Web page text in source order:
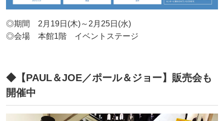
◎期間 2月19日(木)～2月25日(水)
◎会場 本館1階 イベントステージ
◆【PAUL＆JOE／ポール＆ジョー】販売会も
開催中